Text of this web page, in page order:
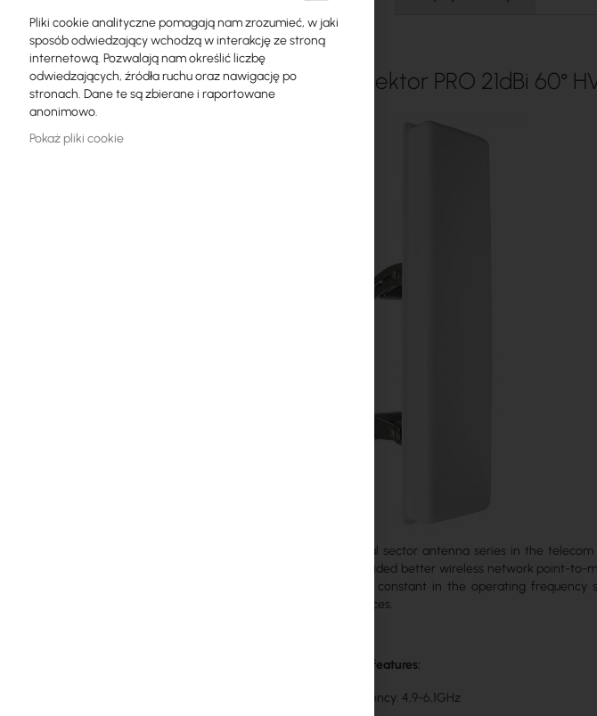
Licencje MikroTik
Monitoring, Smart Home IoT
Zewnętrzne urządzenia WiFi
GigaSektor PRO 21dBi 60°
Professional sector antenna series in the
which provided better wireless network point-
stable and constant in the operating
performances.
Important features:
Frequency: 4,9-6,1GHz
Pliki cookie analityczne pomagają nam zrozumieć, w jaki
sposób odwiedzający wchodzą w interakcję ze stroną
internetową. Pozwalają nam określić liczbę
odwiedzających, źródła ruchu oraz nawigację po
stronach. Dane te są zbierane i raportowane
anonimowo.
Pokaż pliki cookie